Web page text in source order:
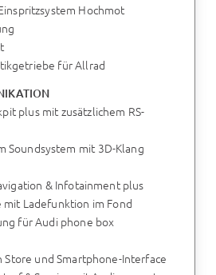
Hochmot
für Allrad
plus mit zusätzlichem RS-
Soundsystem mit 3D-Klang
& Infotainment plus
mit Ladefunktion im Fond
für Audi phone box
Store und Smartphone-Interface